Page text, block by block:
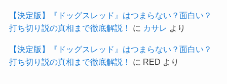
【決定版】『ドッグスレッド』はつまらない？面白い？
打ち切り説の真相まで徹底解説！
に カサレ より
【決定版】『ドッグスレッド』はつまらない？面白い？
打ち切り説の真相まで徹底解説！
に RED より